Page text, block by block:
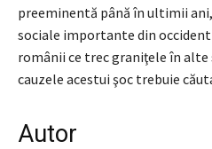
preeminentă până în ultimii
sociale importante din occident
românii ce trec graniţele în
cauzele acestui şoc trebuie
Autor